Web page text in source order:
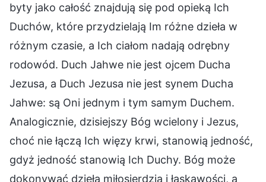
byty jako całość znajdują się pod opieką Ich
Duchów, które przydzielają Im różne dzieła w
różnym czasie, a Ich ciałom nadają odrębny
rodowód. Duch Jahwe nie jest ojcem Ducha
Jezusa, a Duch Jezusa nie jest synem Ducha
Jahwe: są Oni jednym i tym samym Duchem.
Analogicznie, dzisiejszy Bóg wcielony i Jezus,
choć nie łączą Ich więzy krwi, stanowią jedność,
gdyż jedność stanowią Ich Duchy. Bóg może
dokonywać dzieła miłosierdzia i łaskawości, a